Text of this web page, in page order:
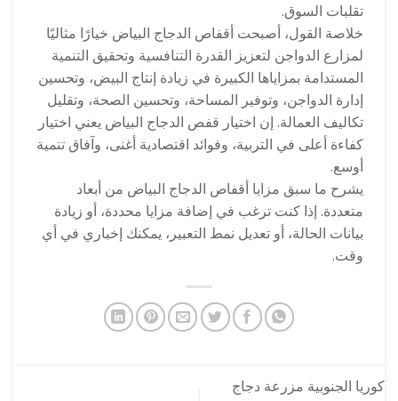
تقلبات السوق.
خلاصة القول، أصبحت أقفاص الدجاج البياض خيارًا مثاليًا
لمزارع الدواجن لتعزيز القدرة التنافسية وتحقيق التنمية
المستدامة بمزاياها الكبيرة في زيادة إنتاج البيض، وتحسين
إدارة الدواجن، وتوفير المساحة، وتحسين الصحة، وتقليل
تكاليف العمالة. إن اختيار قفص الدجاج البياض يعني اختيار
كفاءة أعلى في التربية، وفوائد اقتصادية أغنى، وآفاق تنمية
أوسع.
يشرح ما سبق مزايا أقفاص الدجاج البياض من أبعاد
متعددة. إذا كنت ترغب في إضافة مزايا محددة، أو زيادة
بيانات الحالة، أو تعديل نمط التعبير، يمكنك إخباري في أي
وقت.
كوريا الجنوبية مزرعة دجاج